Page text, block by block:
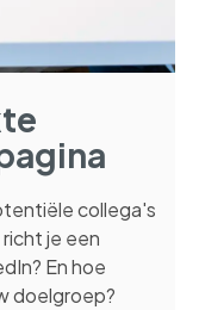
collega's
je een
En hoe
doelgroep?